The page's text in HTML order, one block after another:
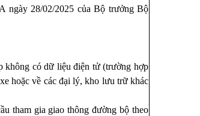
ngày 28/02/2025 của Bộ trưởng Bộ
không có dữ liệu điện tử (trường hợp
hoặc về các đại lý, kho lưu trữ khác
tham gia giao thông đường bộ theo